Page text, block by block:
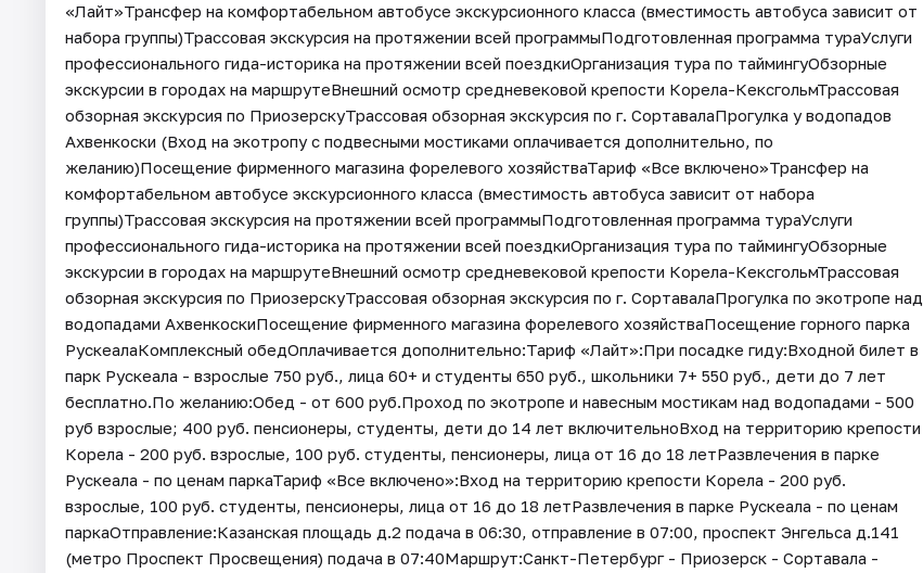
«Лайт»Трансфер на комфортабельном автобусе экскурсионного класса (вместимость автобуса зависит от
набора группы)Трассовая экскурсия на протяжении всей программыПодготовленная программа тураУслуги
профессионального гида-историка на протяжении всей поездкиОрганизация тура по таймингуОбзорные
экскурсии в городах на маршрутеВнешний осмотр средневековой крепости Корела-КексгольмТрассовая
обзорная экскурсия по ПриозерскуТрассовая обзорная экскурсия по г. СортавалаПрогулка у водопадов
Ахвенкоски (Вход на экотропу с подвесными мостиками оплачивается дополнительно, по
желанию)Посещение фирменного магазина форелевого хозяйстваТариф «Все включено»Трансфер на
комфортабельном автобусе экскурсионного класса (вместимость автобуса зависит от набора
группы)Трассовая экскурсия на протяжении всей программыПодготовленная программа тураУслуги
профессионального гида-историка на протяжении всей поездкиОрганизация тура по таймингуОбзорные
экскурсии в городах на маршрутеВнешний осмотр средневековой крепости Корела-КексгольмТрассовая
обзорная экскурсия по ПриозерскуТрассовая обзорная экскурсия по г. СортавалаПрогулка по экотропе над
водопадами АхвенкоскиПосещение фирменного магазина форелевого хозяйстваПосещение горного парка
РускеалаКомплексный обедОплачивается дополнительно:Тариф «Лайт»:При посадке гиду:Входной билет в
парк Рускеала - взрослые 750 руб., лица 60+ и студенты 650 руб., школьники 7+ 550 руб., дети до 7 лет
бесплатно.По желанию:Обед - от 600 руб.Проход по экотропе и навесным мостикам над водопадами - 500
руб взрослые; 400 руб. пенсионеры, студенты, дети до 14 лет включительноВход на территорию крепости
Корела - 200 руб. взрослые, 100 руб. студенты, пенсионеры, лица от 16 до 18 летРазвлечения в парке
Рускеала - по ценам паркаТариф «Все включено»:Вход на территорию крепости Корела - 200 руб.
взрослые, 100 руб. студенты, пенсионеры, лица от 16 до 18 летРазвлечения в парке Рускеала - по ценам
паркаОтправление:Казанская площадь д.2 подача в 06:30, отправление в 07:00, проспект Энгельса д.141
(метро Проспект Просвещения) подача в 07:40Маршрут:Санкт-Петербург - Приозерск - Сортавала -